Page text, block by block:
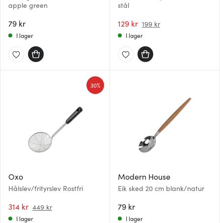
apple green
79 kr
I lager
stål
129 kr 199 kr
I lager
Oxo
Hålslev/frityrslev Rostfri
314 kr 449 kr
30%
I lager
Modern House
Eik sked 20 cm blank/natur
79 kr
I lager